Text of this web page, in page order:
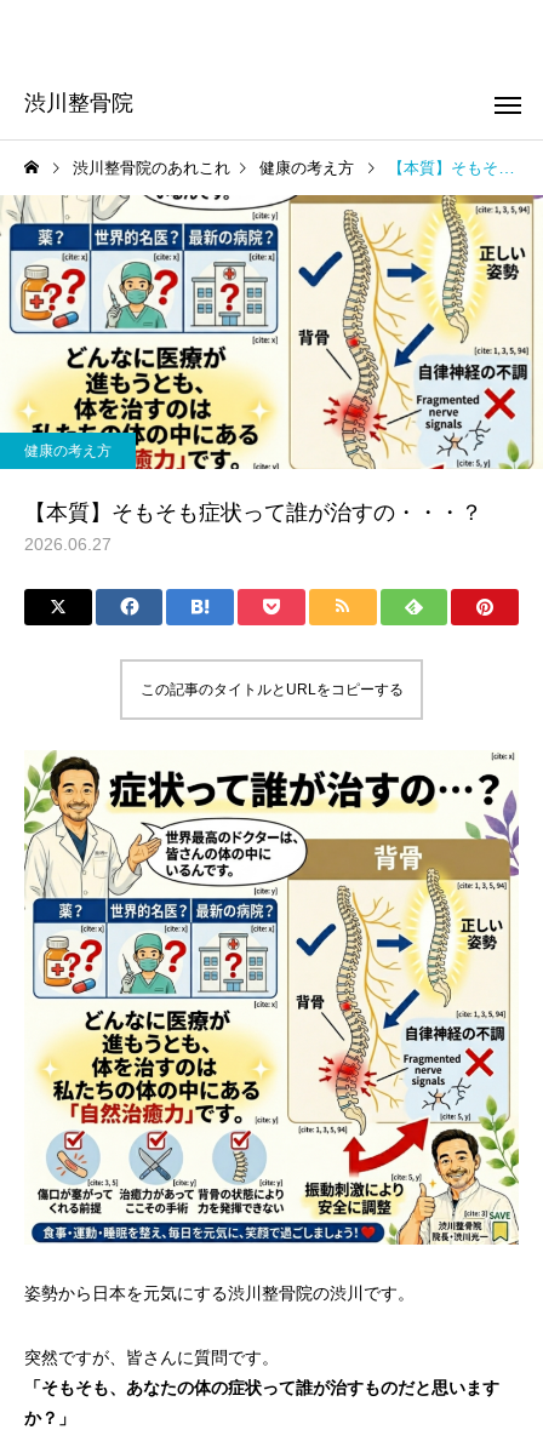
渋川整骨院
頭痛 肩こり
お知らせ
はじめての方へ！
お知らせ
はじめまして！
渋川整骨院のあれこれ 健康の考え方 【本質】そもそも症状って誰が治すの・・・？
健康の考え方
【本質】そもそも症状って誰が治すの・・・？
2026.06.27
この記事のタイトルとURLをコピーする
姿勢から日本を元気にする渋川整骨院の渋川です。
突然ですが、皆さんに質問です。
「そもそも、あなたの体の症状って誰が治すものだと思います
か？」